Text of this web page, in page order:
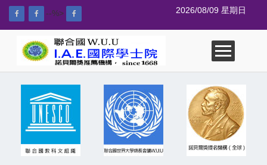
--%> 2026/08/09 星期日